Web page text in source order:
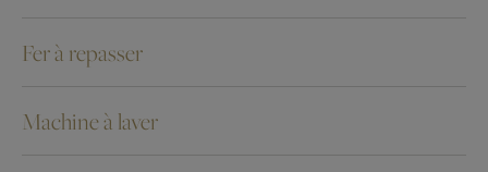
Fer à repasser
Machine à laver